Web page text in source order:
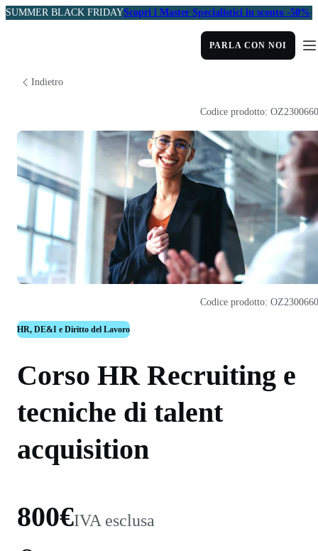
SUMMER BLACK FRIDAYScopri i Master Specialistici in sconto -50%
PARLA CON NOI
Indietro
HR, DE&I e Diritto del Lavoro
Corso HR Recruiting e
tecniche di talent
acquisition
800€IVA esclusa
Codice prodotto:
Codice prodotto: